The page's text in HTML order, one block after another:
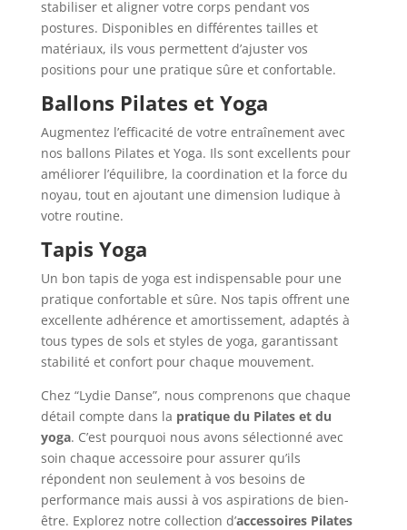
stabiliser et aligner votre corps pendant vos
postures. Disponibles en différentes tailles et
matériaux, ils vous permettent d’ajuster vos
positions pour une pratique sûre et confortable.
Ballons Pilates et Yoga
Augmentez l’efficacité de votre entraînement avec
nos ballons Pilates et Yoga. Ils sont excellents pour
améliorer l’équilibre, la coordination et la force du
noyau, tout en ajoutant une dimension ludique à
votre routine.
Tapis Yoga
Un bon tapis de yoga est indispensable pour une
pratique confortable et sûre. Nos tapis offrent une
excellente adhérence et amortissement, adaptés à
tous types de sols et styles de yoga, garantissant
stabilité et confort pour chaque mouvement.
Chez “Lydie Danse”, nous comprenons que chaque
détail compte dans la pratique du Pilates et du
yoga. C’est pourquoi nous avons sélectionné avec
soin chaque accessoire pour assurer qu’ils
répondent non seulement à vos besoins de
performance mais aussi à vos aspirations de bien-
être. Explorez notre collection d’accessoires Pilates